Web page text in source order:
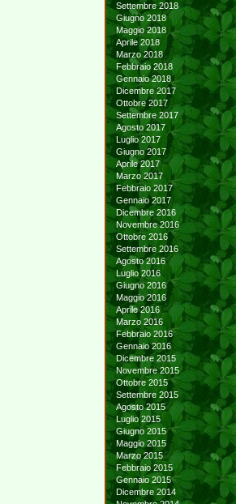
Settembre 2018
Giugno 2018
Maggio 2018
Aprile 2018
Marzo 2018
Febbraio 2018
Gennaio 2018
Dicembre 2017
Ottobre 2017
Settembre 2017
Agosto 2017
Luglio 2017
Giugno 2017
Aprile 2017
Marzo 2017
Febbraio 2017
Gennaio 2017
Dicembre 2016
Novembre 2016
Ottobre 2016
Settembre 2016
Agosto 2016
Luglio 2016
Giugno 2016
Maggio 2016
Aprile 2016
Marzo 2016
Febbraio 2016
Gennaio 2016
Dicembre 2015
Novembre 2015
Ottobre 2015
Settembre 2015
Agosto 2015
Luglio 2015
Giugno 2015
Maggio 2015
Marzo 2015
Febbraio 2015
Gennaio 2015
Dicembre 2014